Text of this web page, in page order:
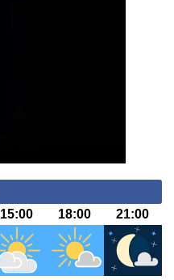
15:00 18:00 21:00